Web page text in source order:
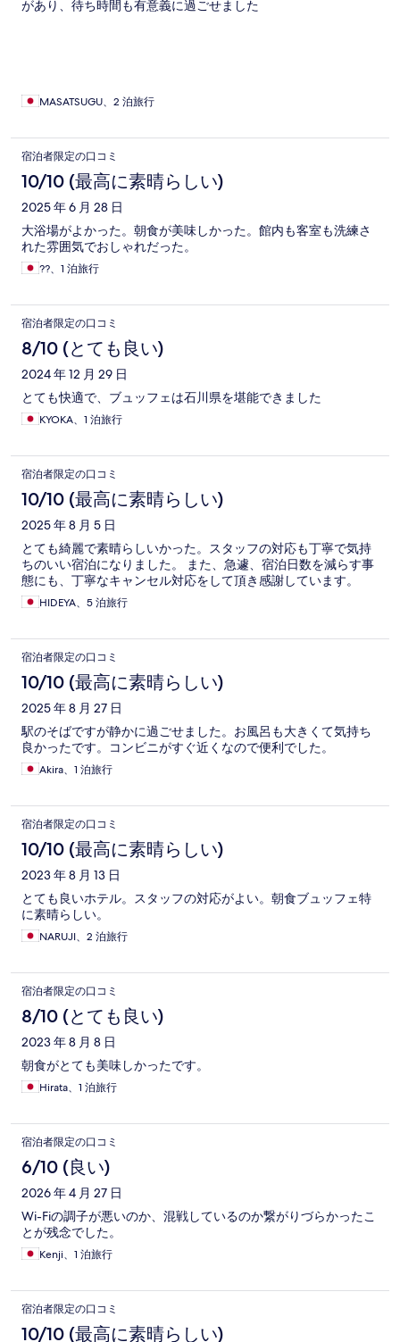
があり、待ち時間も有意義に過ごせました
MASATSUGU、2 泊旅行
宿泊者限定の口コミ
10/10 (最高に素晴らしい)
2025 年 6 月 28 日
大浴場がよかった。朝食が美味しかった。館内も客室も洗練さ
れた雰囲気でおしゃれだった。
??、1 泊旅行
宿泊者限定の口コミ
8/10 (とても良い)
2024 年 12 月 29 日
とても快適で、ブュッフェは石川県を堪能できました
KYOKA、1 泊旅行
宿泊者限定の口コミ
10/10 (最高に素晴らしい)
2025 年 8 月 5 日
とても綺麗で素晴らしいかった。スタッフの対応も丁寧で気持
ちのいい宿泊になりました。 また、急遽、宿泊日数を減らす事
態にも、丁寧なキャンセル対応をして頂き感謝しています。
HIDEYA、5 泊旅行
宿泊者限定の口コミ
10/10 (最高に素晴らしい)
2025 年 8 月 27 日
駅のそばですが静かに過ごせました。お風呂も大きくて気持ち
良かったです。コンビニがすぐ近くなので便利でした。
Akira、1 泊旅行
宿泊者限定の口コミ
10/10 (最高に素晴らしい)
2023 年 8 月 13 日
とても良いホテル。スタッフの対応がよい。朝食ブュッフェ特
に素晴らしい。
NARUJI、2 泊旅行
宿泊者限定の口コミ
8/10 (とても良い)
2023 年 8 月 8 日
朝食がとても美味しかったです。
Hirata、1 泊旅行
宿泊者限定の口コミ
6/10 (良い)
2026 年 4 月 27 日
Wi-Fiの調子が悪いのか、混戦しているのか繋がりづらかったこ
とが残念でした。
Kenji、1 泊旅行
宿泊者限定の口コミ
10/10 (最高に素晴らしい)